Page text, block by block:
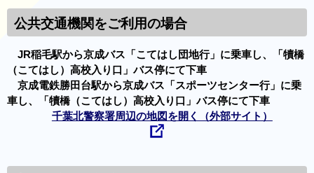
公共交通機関をご利用の場合
JR稲毛駅から京成バス「こてはし団地行」に乗車し、「犢橋
（こてはし）高校入り口」バス停にて下車
京成電鉄勝田台駅から京成バス「スポーツセンター行」に乗
車し、「犢橋（こてはし）高校入り口」バス停にて下車
千葉北警察署周辺の地図を開く（外部サイト）